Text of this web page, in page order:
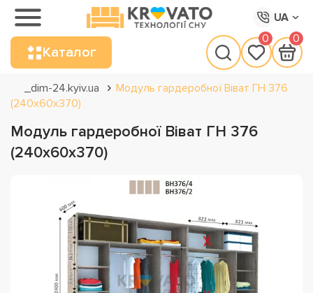
UA
Каталог
0 0
_dim-24.kyiv.ua
Модуль гардеробної Віват ГН 376
(240х60х370)
Модуль гардеробної Віват ГН 376
(240х60х370)